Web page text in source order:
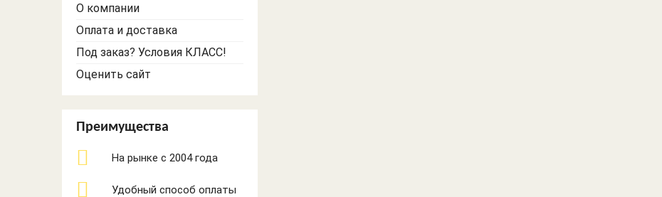
О компании
Оплата и доставка
Под заказ? Условия КЛАСС!
Оценить сайт
Преимущества
На рынке с 2004 года
Удобный способ оплаты